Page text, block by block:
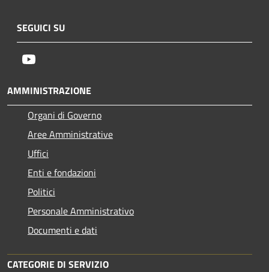
SEGUICI SU
AMMINISTRAZIONE
Organi di Governo
Aree Amministrative
Uffici
Enti e fondazioni
Politici
Personale Amministrativo
Documenti e dati
CATEGORIE DI SERVIZIO